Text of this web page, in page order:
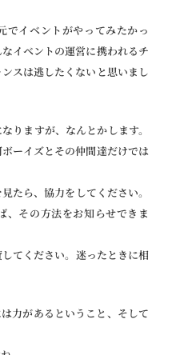
でイベントがやってみたかっ
イベントの運営に携われるチ
スは逃したくないと思いまし
りますが、なんとかします。
ーイズとその仲間達だけでは
たら、協力をしてください。
、その方法をお知らせできま
てください。迷ったときに相
力があるということ、そして